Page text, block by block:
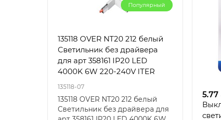
Популярный
135118 OVER NT20 212 белый
Светильник без драйвера
для арт 358161 IP20 LED
4000K 6W 220-240V ITER
135118-07
135118 OVER NT20 212 белый
Светильник без драйвера для
5.77